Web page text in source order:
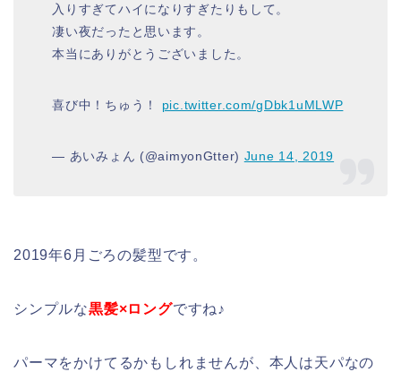
入りすぎてハイになりすぎたりもして。
凄い夜だったと思います。
本当にありがとうございました。
喜び中！ちゅう！ pic.twitter.com/gDbk1uMLWP
— あいみょん (@aimyonGtter) June 14, 2019
2019年6月ごろの髪型です。
シンプルな黒髪×ロングですね♪
パーマをかけてるかもしれませんが、本人は天パなの